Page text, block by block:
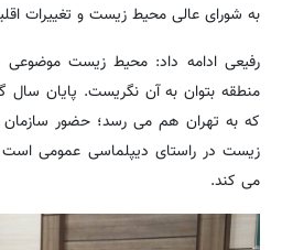
به شورای عالی محیط زیست و تغییرات
رفیعی ادامه داد: محیط زیست
منطقه بتوان به آن نگریست. پایان سال
که به تهران هم می رسد؛ حضور
زیست در راستای دیپلماسی عمومی
می کند.